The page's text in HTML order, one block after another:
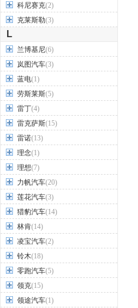
科尼赛克(2)
克莱斯勒(3)
L
兰博基尼(6)
岚图汽车(3)
蓝电(1)
劳斯莱斯(5)
雷丁(4)
雷克萨斯(15)
雷诺(13)
理念(1)
理想(7)
力帆汽车(20)
莲花汽车(3)
猎豹汽车(14)
林肯(14)
凌宝汽车(2)
铃木(18)
零跑汽车(5)
领克(15)
领途汽车(1)